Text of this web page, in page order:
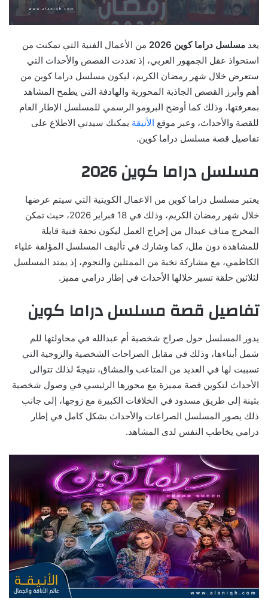
يعد مسلسل دراما كوين 2026
من الأعمال الفنية التي تمكنت من
استحواذ عقل الجمهور العربي، إذ تعددت القصص والأحداث التي
ستعرض خلال شهر رمضان الكريم، ليكون مسلسل دراما كوين من
أهم وأبرز القصص الجاذبة المحورية والهادفة التي يطمح المشاهد
بمعرفتها، وذلك كما أوضح البرومو الرسمي للمسلسل الإطار العام
للقصة والأحداث، وعبر موقع الأنيقة يمكنك سيدتي الاطلاع على
تفاصيل قصة مسلسل دراما كوين.
مسلسل دراما كوين 2026
يعتبر مسلسل دراما كوين من الاعمال الكويتية التي سيتم عرضها
خلال شهر رمضان الكريم، وذلك في 18 فبراير 2026، حيث تمكن
المخرج مناف عبدال من إخراج العمل ليكون تحفة فنية قابلة
للمشاهدة دون ملل، كما وشارك في تأليف المسلسل المؤلفة علياء
الكاظمي، مع مشاركة نخبة من الممثلين والنجوم، إذ يمتد المسلسل
لثلاثين حلقة تسير خلالها الأحداث في إطار درامي مميز.
تفاصيل قصة مسلسل دراما كوين
يدور المسلسل حول صراح شخصية أم عبدالله في محاولتها للم
شمل أبناءها، وذلك في مقابل الصراحات الشخصية والزوجية التي
تسببت لها في العديد من المتاعب والمشاق، نتيجةً لذلك تتوالى
الأحداث لتكوين قصة مميزة مع محورها الرئيسي في وصول شخصية
بثينة إلى طريق مسدود في الخلافات الكبيرة مع زوجها، إلى جانب
ذلك يصور المسلسل الصراعات والأحداث بشكل كامل في إطار
درامي يخاطب النفس لدى المشاهد.